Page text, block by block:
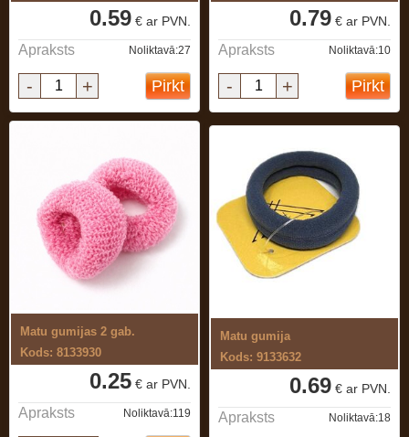
0.59 € ar PVN.
Apraksts Noliktavā:27
- + Pirkt
0.79 € ar PVN.
Apraksts Noliktavā:10
- + Pirkt
Matu gumijas 2 gab.
Kods: 8133930
0.25 € ar PVN.
Apraksts Noliktavā:119
Matu gumija
Kods: 9133632
0.69 € ar PVN.
Apraksts Noliktavā:18